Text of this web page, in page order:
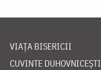
VIAȚA BISERICII
CUVINTE DUHOVNICEȘTI